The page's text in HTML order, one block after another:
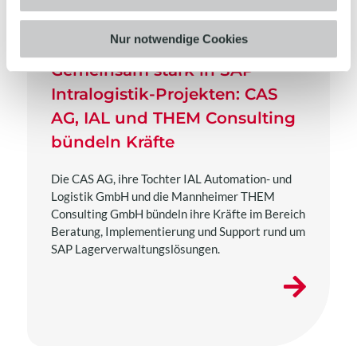
Nur notwendige Cookies
Gemeinsam stark in SAP
Intralogistik-Projekten: CAS
AG, IAL und THEM Consulting
bündeln Kräfte
Die CAS AG, ihre Tochter IAL Automation- und
Logistik GmbH und die Mannheimer THEM
Consulting GmbH bündeln ihre Kräfte im Bereich
Beratung, Implementierung und Support rund um
SAP Lagerverwaltungslösungen.